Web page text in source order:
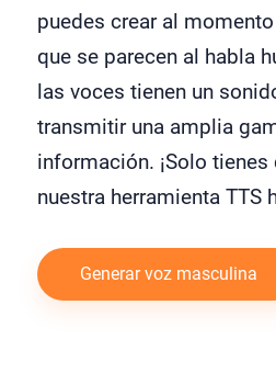
puedes crear al
que se parecen al habla
las voces tienen un
transmitir una amplia
información. ¡Solo
nuestra herramienta TTS
Generar voz masculina